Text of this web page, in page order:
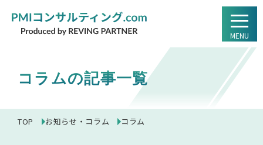
MENU
コラムの記事一覧
TOP お知らせ・コラム コラム